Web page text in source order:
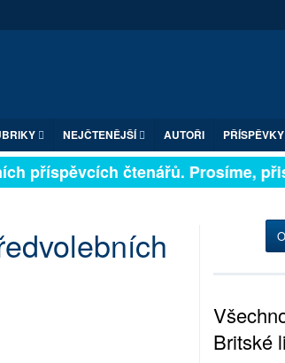
NEJČTENĚJŠÍ AUTOŘI PŘÍSPĚVKY
příspěvcích čtenářů. Prosíme,
Britské